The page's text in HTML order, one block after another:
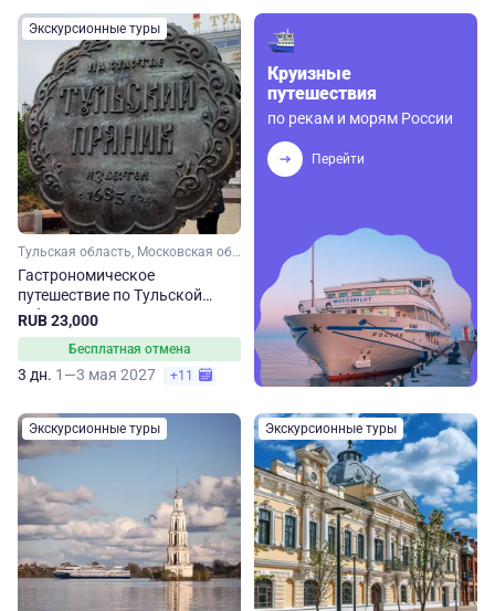
Экскурсионные туры
Тульская область, Московская область
Гастрономическое
путешествие по Тульской
губернии
RUB 23,000
Бесплатная отмена
3 дн. 1—3 мая 2027 +11
Круизные
путешествия
по рекам и морям России
Перейти
Экскурсионные туры Экскурсионные туры